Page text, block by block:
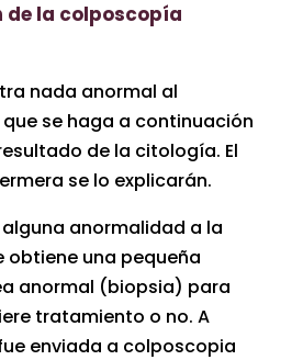
la colposcopía
nada anormal al
se haga a continuación
de la citología. El
se lo explicarán.
anormalidad a la
obtiene una pequeña
anormal (biopsia) para
tratamiento o no. A
enviada a colposcopia